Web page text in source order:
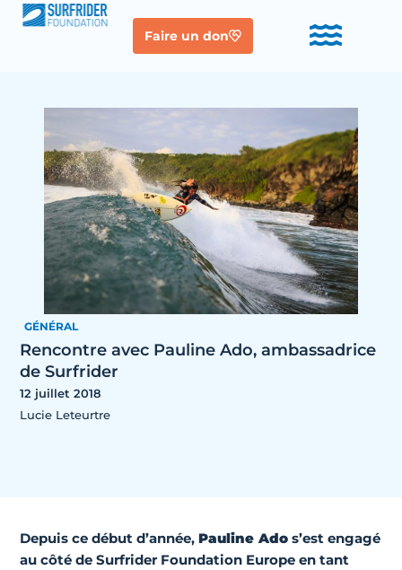
Faire un don
GÉNÉRAL
Rencontre avec Pauline Ado, ambassadrice
de Surfrider
12 juillet 2018
Lucie Leteurtre
Depuis ce début d’année,Pauline Ado s’est engagé
au côté de Surfrider Foundation Europe en tant